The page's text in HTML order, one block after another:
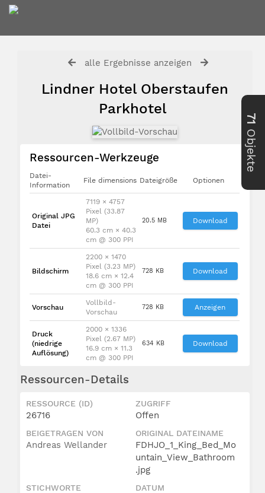
alle Ergebnisse anzeigen
Lindner Hotel Oberstaufen
Parkhotel
Ressourcen-Werkzeuge
Datei-
Information
File dimensions Dateigröße Optionen
Original JPG
Datei
7119 × 4757
Pixel (33.87
MP)
60.3 cm × 40.3
cm @ 300 PPI
20.5 MB Download
Bildschirm
2200 × 1470
Pixel (3.23 MP)
18.6 cm × 12.4
cm @ 300 PPI
728 KB Download
Vorschau
Vollbild-
Vorschau
728 KB Anzeigen
Druck
(niedrige
Auflösung)
2000 × 1336
Pixel (2.67 MP)
16.9 cm × 11.3
cm @ 300 PPI
634 KB Download
Ressourcen-Details
RESSOURCE (ID)
26716
ZUGRIFF
Offen
BEIGETRAGEN VON
Andreas Wellander
ORIGINAL DATEINAME
FDHJO_1_King_Bed_Mo
untain_View_Bathroom
.jpg
STICHWORTE DATUM
71
Objekte